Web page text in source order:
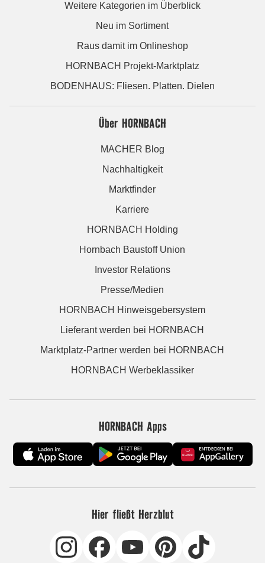
Weitere Kategorien im Überblick
Neu im Sortiment
Raus damit im Onlineshop
HORNBACH Projekt-Marktplatz
BODENHAUS: Fliesen. Platten. Dielen
Über HORNBACH
MACHER Blog
Nachhaltigkeit
Marktfinder
Karriere
HORNBACH Holding
Hornbach Baustoff Union
Investor Relations
Presse/Medien
HORNBACH Hinweisgebersystem
Lieferant werden bei HORNBACH
Marktplatz-Partner werden bei HORNBACH
HORNBACH Werbeklassiker
HORNBACH Apps
Hier fließt Herzblut